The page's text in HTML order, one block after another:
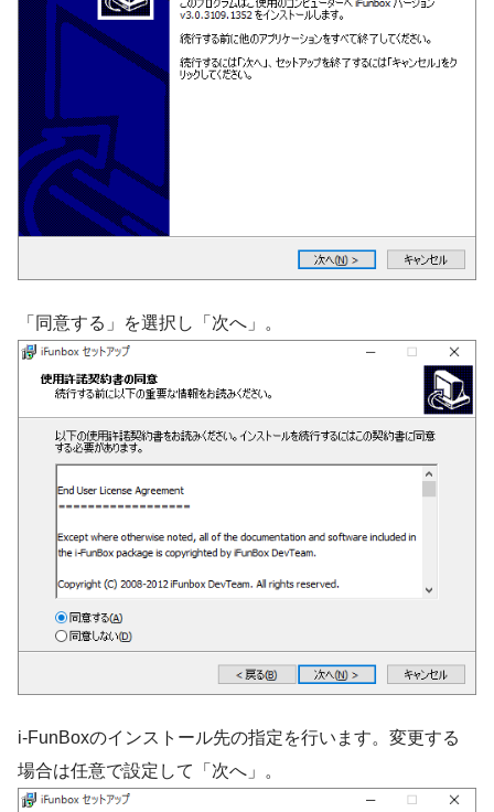
「同意する」を選択し「次へ」。
i-FunBoxのインストール先の指定を行います。変更する
場合は任意で設定して「次へ」。